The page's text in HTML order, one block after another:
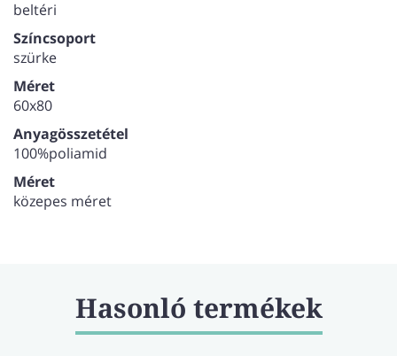
beltéri
Színcsoport
szürke
Méret
60x80
Anyagösszetétel
100%poliamid
Méret
közepes méret
Hasonló termékek